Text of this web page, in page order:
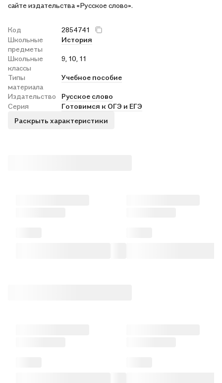
сайте издательства «Русское слово».
Код
2854741
Школьные
предметы
История
Школьные
классы
9, 10, 11
Типы
материала
Учебное пособие
Издательство
Русское слово
Серия
Готовимся к ОГЭ и ЕГЭ
Раскрыть характеристики